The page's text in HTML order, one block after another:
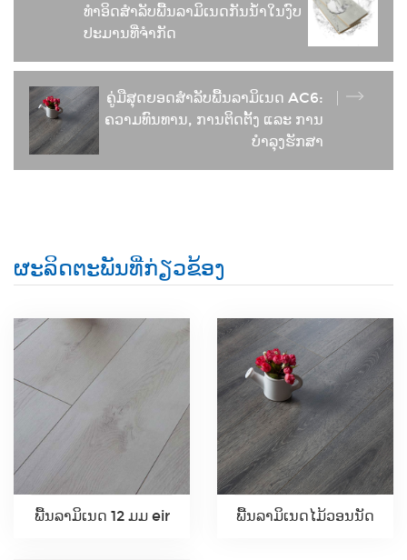
ທຳອິດສຳລັບພື້ນລາມິເນດກັນນ້ຳໃນງົບ
ປະມານທີ່ຈຳກັດ
ຄູ່ມືສຸດຍອດສຳລັບພື້ນລາມິເນດ AC6:
ຄວາມທົນທານ, ການຕິດຕັ້ງ ແລະ ການ
ບຳລຸງຮັກສາ
ຜະລິດຕະພັນທີ່ກ່ຽວຂ້ອງ
ພື້ນລາມິເນດ 12 ມມ eir ພື້ນລາມິເນດໄມ້ວອນນັດ